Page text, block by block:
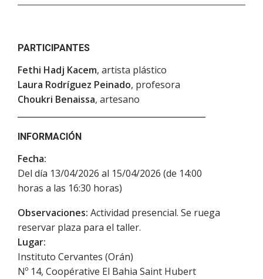
PARTICIPANTES
Fethi Hadj Kacem, artista plástico
Laura Rodríguez Peinado, profesora
Choukri Benaissa, artesano
INFORMACIÓN
Fecha:
Del día 13/04/2026 al 15/04/2026 (de 14:00
horas a las 16:30 horas)
Observaciones: Actividad presencial. Se ruega
reservar plaza para el taller.
Lugar:
Instituto Cervantes (Orán)
Nº 14, Coopérative El Bahia Saint Hubert